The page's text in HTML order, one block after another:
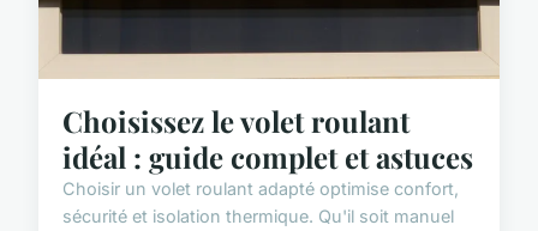
Choisissez le volet roulant
idéal : guide complet et astuces
Choisir un volet roulant adapté optimise confort,
sécurité et isolation thermique. Qu'il soit manuel